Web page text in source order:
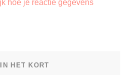
hoe je reactie gegevens
IN HET KORT